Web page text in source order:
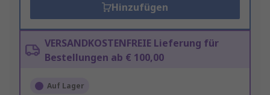
Hinzufügen
VERSANDKOSTENFREIE Lieferung für
Bestellungen ab € 100,00
Auf Lager